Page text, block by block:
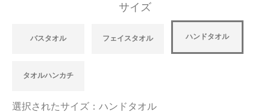
サイズ
バスタオル フェイスタオル ハンドタオル
タオルハンカチ
選択されたサイズ：ハンドタオル